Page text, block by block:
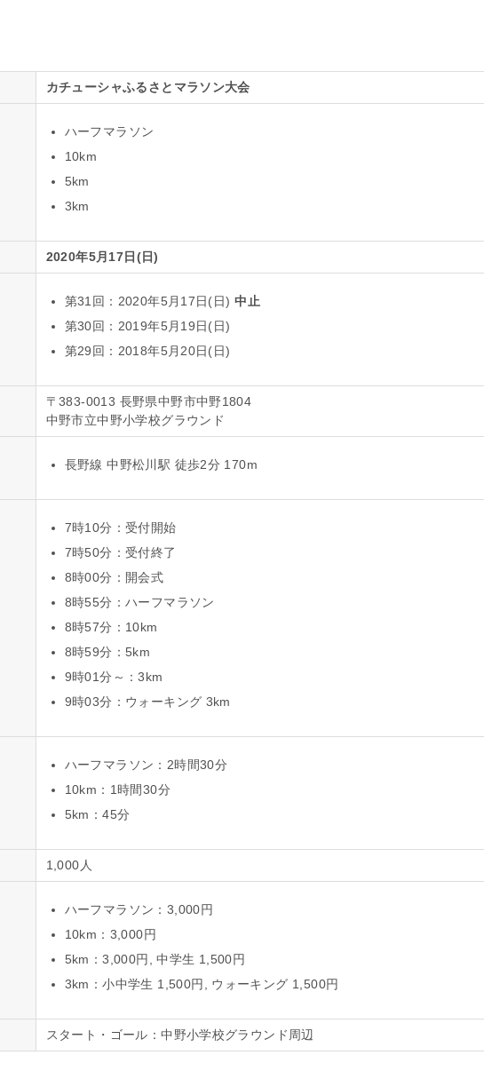
カチューシャふるさとマラソン大会
ハーフマラソン
10km
5km
3km
2020年5月17日(日)
第31回：2020年5月17日(日)中止
第30回：2019年5月19日(日)
第29回：2018年5月20日(日)
〒383-0013 長野県中野市中野1804
中野市立中野小学校グラウンド
長野線 中野松川駅 徒歩2分 170m
7時10分：受付開始
7時50分：受付終了
8時00分：開会式
8時55分：ハーフマラソン
8時57分：10km
8時59分：5km
9時01分～：3km
9時03分：ウォーキング 3km
ハーフマラソン：2時間30分
10km：1時間30分
5km：45分
1,000人
ハーフマラソン：3,000円
10km：3,000円
5km：3,000円, 中学生 1,500円
3km：小中学生 1,500円, ウォーキング 1,500円
スタート・ゴール：中野小学校グラウンド周辺